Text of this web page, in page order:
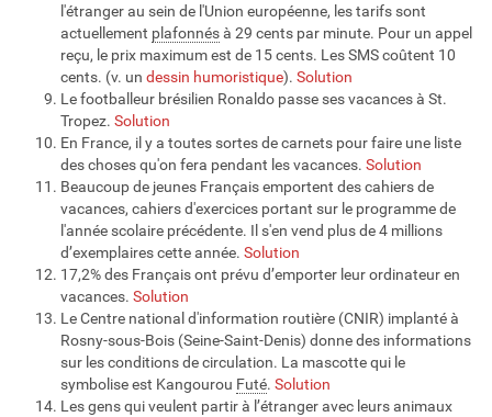
l'étranger au sein de l'Union européenne, les tarifs sont
actuellement plafonnésà 29 cents par minute. Pour un appel
reçu, le prix maximum est de 15 cents. Les SMS coûtent 10
cents. (v. un dessin humoristique). Solution
Le footballeur brésilien Ronaldo passe ses vacances à St.
Tropez. Solution
En France, il y a toutes sortes de carnets pour faire une liste
des choses qu'on fera pendant les vacances. Solution
Beaucoup de jeunes Français emportent des cahiers de
vacances, cahiers d'exercices portant sur le programme de
l'année scolaire précédente. Il s'en vend plus de 4 millions
d’exemplaires cette année. Solution
17,2% des Français ont prévu d’emporter leur ordinateur en
vacances. Solution
Le Centre national d'information routière (CNIR) implanté à
Rosny-sous-Bois (Seine-Saint-Denis) donne des informations
sur les conditions de circulation. La mascotte qui le
symbolise est Kangourou Futé. Solution
Les gens qui veulent partir à l’étranger avec leurs animaux